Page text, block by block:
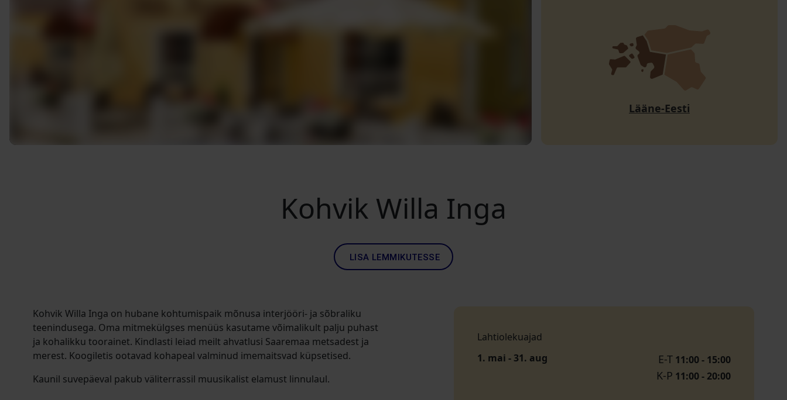
Lääne-Eesti
Kohvik Willa Inga
LISA LEMMIKUTESSE
Kohvik Willa Inga on hubane kohtumispaik mõnusa interjööri- ja sõbraliku
teenindusega. Oma mitmekülgses menüüs kasutame võimalikult palju puhast
ja kohalikku toorainet. Kindlasti leiad meilt ahvatlusi Saaremaa metsadest ja
merest. Koogiletis ootavad kohapeal valminud imemaitsvad küpsetised.
Kaunil suvepäeval pakub väliterrassil muusikalist elamust linnulaul.
Lahtiolekuajad
1. mai - 31. aug
E-T 11:00 - 15:00
K-P 11:00 - 20:00